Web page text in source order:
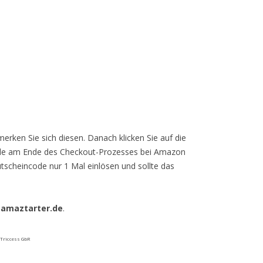
Sie sich diesen. Danach klicken Sie auf die
am Ende des Checkout-Prozesses bei Amazon
nur 1 Mal einlösen und sollte das
.
GbR